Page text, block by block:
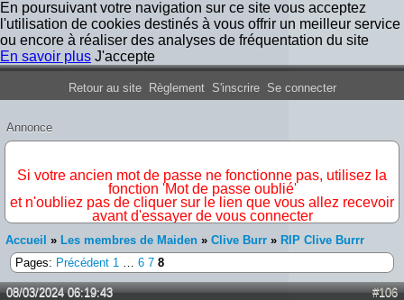
En poursuivant votre navigation sur ce site vous acceptez
l'utilisation de cookies destinés à vous offrir un meilleur service
ou encore à réaliser des analyses de fréquentation du site
En savoir plus J'accepte
Forum Iron Maiden France
Retour au site Règlement S'inscrire Se connecter
Annonce
Si votre ancien mot de passe ne fonctionne pas, utilisez la
fonction 'Mot de passe oublié'
et n'oubliez pas de cliquer sur le lien que vous allez recevoir
avant d'essayer de vous connecter
Accueil » Les membres de Maiden » Clive Burr » RIP Clive Burrr
Pages: Précédent 1 … 6 7 8
#106
08/03/2024 06:19:43